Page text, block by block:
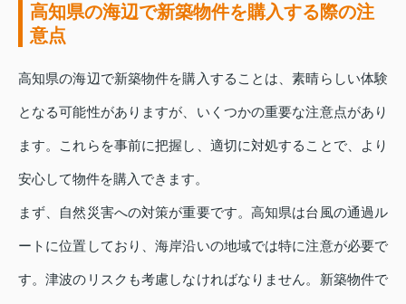
高知県の海辺で新築物件を購入する際の注
意点
高知県の海辺で新築物件を購入することは、素晴らしい体験
となる可能性がありますが、いくつかの重要な注意点があり
ます。これらを事前に把握し、適切に対処することで、より
安心して物件を購入できます。
まず、自然災害への対策が重要です。高知県は台風の通過ル
ートに位置しており、海岸沿いの地域では特に注意が必要で
す。津波のリスクも考慮しなければなりません。新築物件で